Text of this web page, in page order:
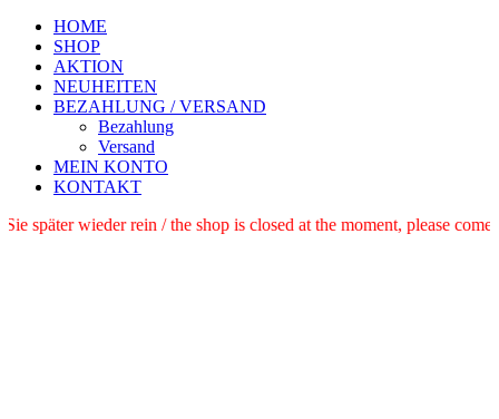
HOME
SHOP
AKTION
NEUHEITEN
BEZAHLUNG / VERSAND
Bezahlung
Versand
MEIN KONTO
KONTAKT
schauen Sie später wieder rein / the shop is closed at the moment,